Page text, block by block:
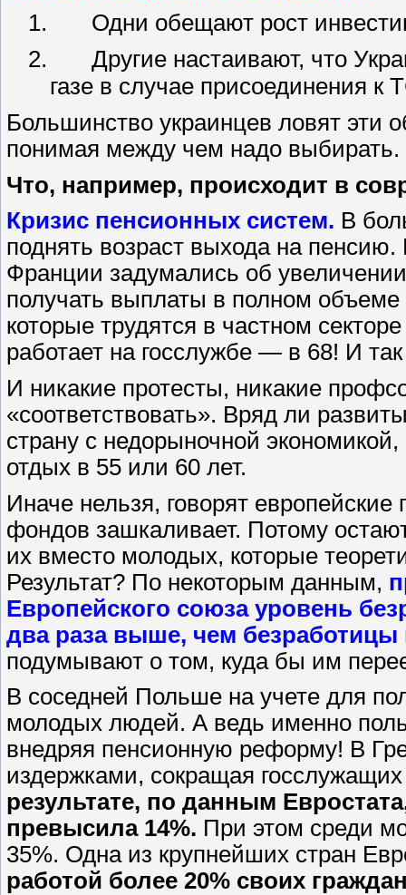
1.
Одни обещают рост
2.
Другие настаивают, что
газе в случае присоединения к
Большинство украинцев ловят эти
понимая между чем надо выбирать.
Что, например, происходит в
Кризис пенсионных систем. В
поднять возраст выхода на
Франции задумались об
получать выплаты в полном
которые трудятся в частном
работает на госслужбе — в 68! И
И никакие протесты, никакие
«соответствовать». Вряд ли
страну с недорыночной
отдых в 55 или 60 лет.
Иначе нельзя, говорят
фондов зашкаливает. Потому
их вместо молодых, которые
Результат? По некоторым данным,
Европейского союза уровень
два раза выше, чем безработицы
подумывают о том, куда бы им
В соседней Польше на учете для
молодых людей. А ведь именно
внедряя пенсионную реформу! В
издержками, сокращая
результате, по данным
превысила 14%. При этом среди
35%. Одна из крупнейших стран
работой более 20% своих